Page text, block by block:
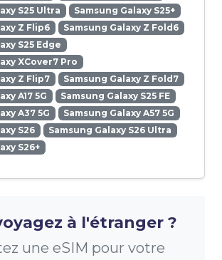
S25 Ultra
Samsung Galaxy S25+
Z Flip6
Samsung Galaxy Z Fold6
S25 Edge
XCover7 Pro
Z Flip7
Samsung Galaxy Z Fold7
A17 5G
Samsung Galaxy S25 FE
A37 5G
Samsung Galaxy A57 5G
S26
Samsung Galaxy S26 Ultra
S26+
à l'étranger ?
une eSIM pour votre